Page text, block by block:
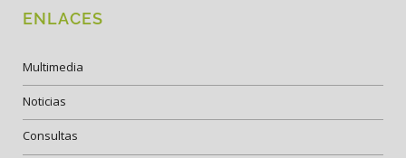
ENLACES
Multimedia
Noticias
Consultas